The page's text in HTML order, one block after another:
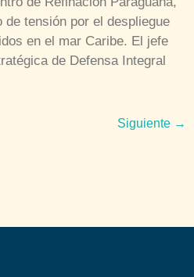
tensión por el despliegue
en el mar Caribe. El jefe
de Defensa Integral
Siguiente →